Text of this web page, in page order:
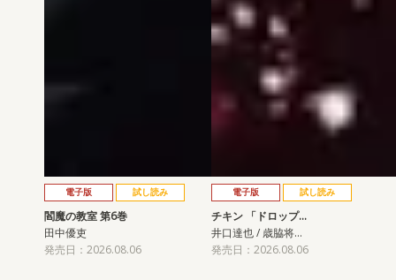
電子版 試し読み
閻魔の教室 第6巻
田中優吏
発売日：2026.08.06
電子版 試し読み
チキン 「ドロップ…
井口達也 / 歳脇将…
発売日：2026.08.06